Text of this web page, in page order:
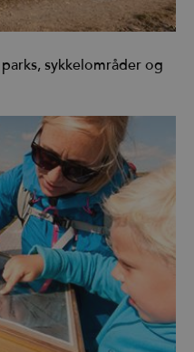
sykkelområder og